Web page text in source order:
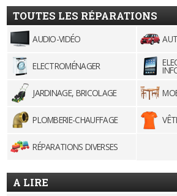
TOUTES LES RÉPARATIONS
AUDIO-VIDÉO
ELECTROMÉNAGER
JARDINAGE, BRICOLAGE
PLOMBERIE-CHAUFFAGE
RÉPARATIONS DIVERSES
A LIRE